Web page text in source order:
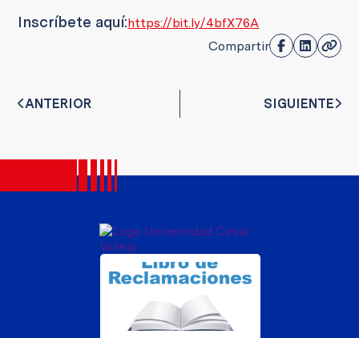
Inscríbete aquí:https://bit.ly/4bfX76A
Compartir
ANTERIOR SIGUIENTE